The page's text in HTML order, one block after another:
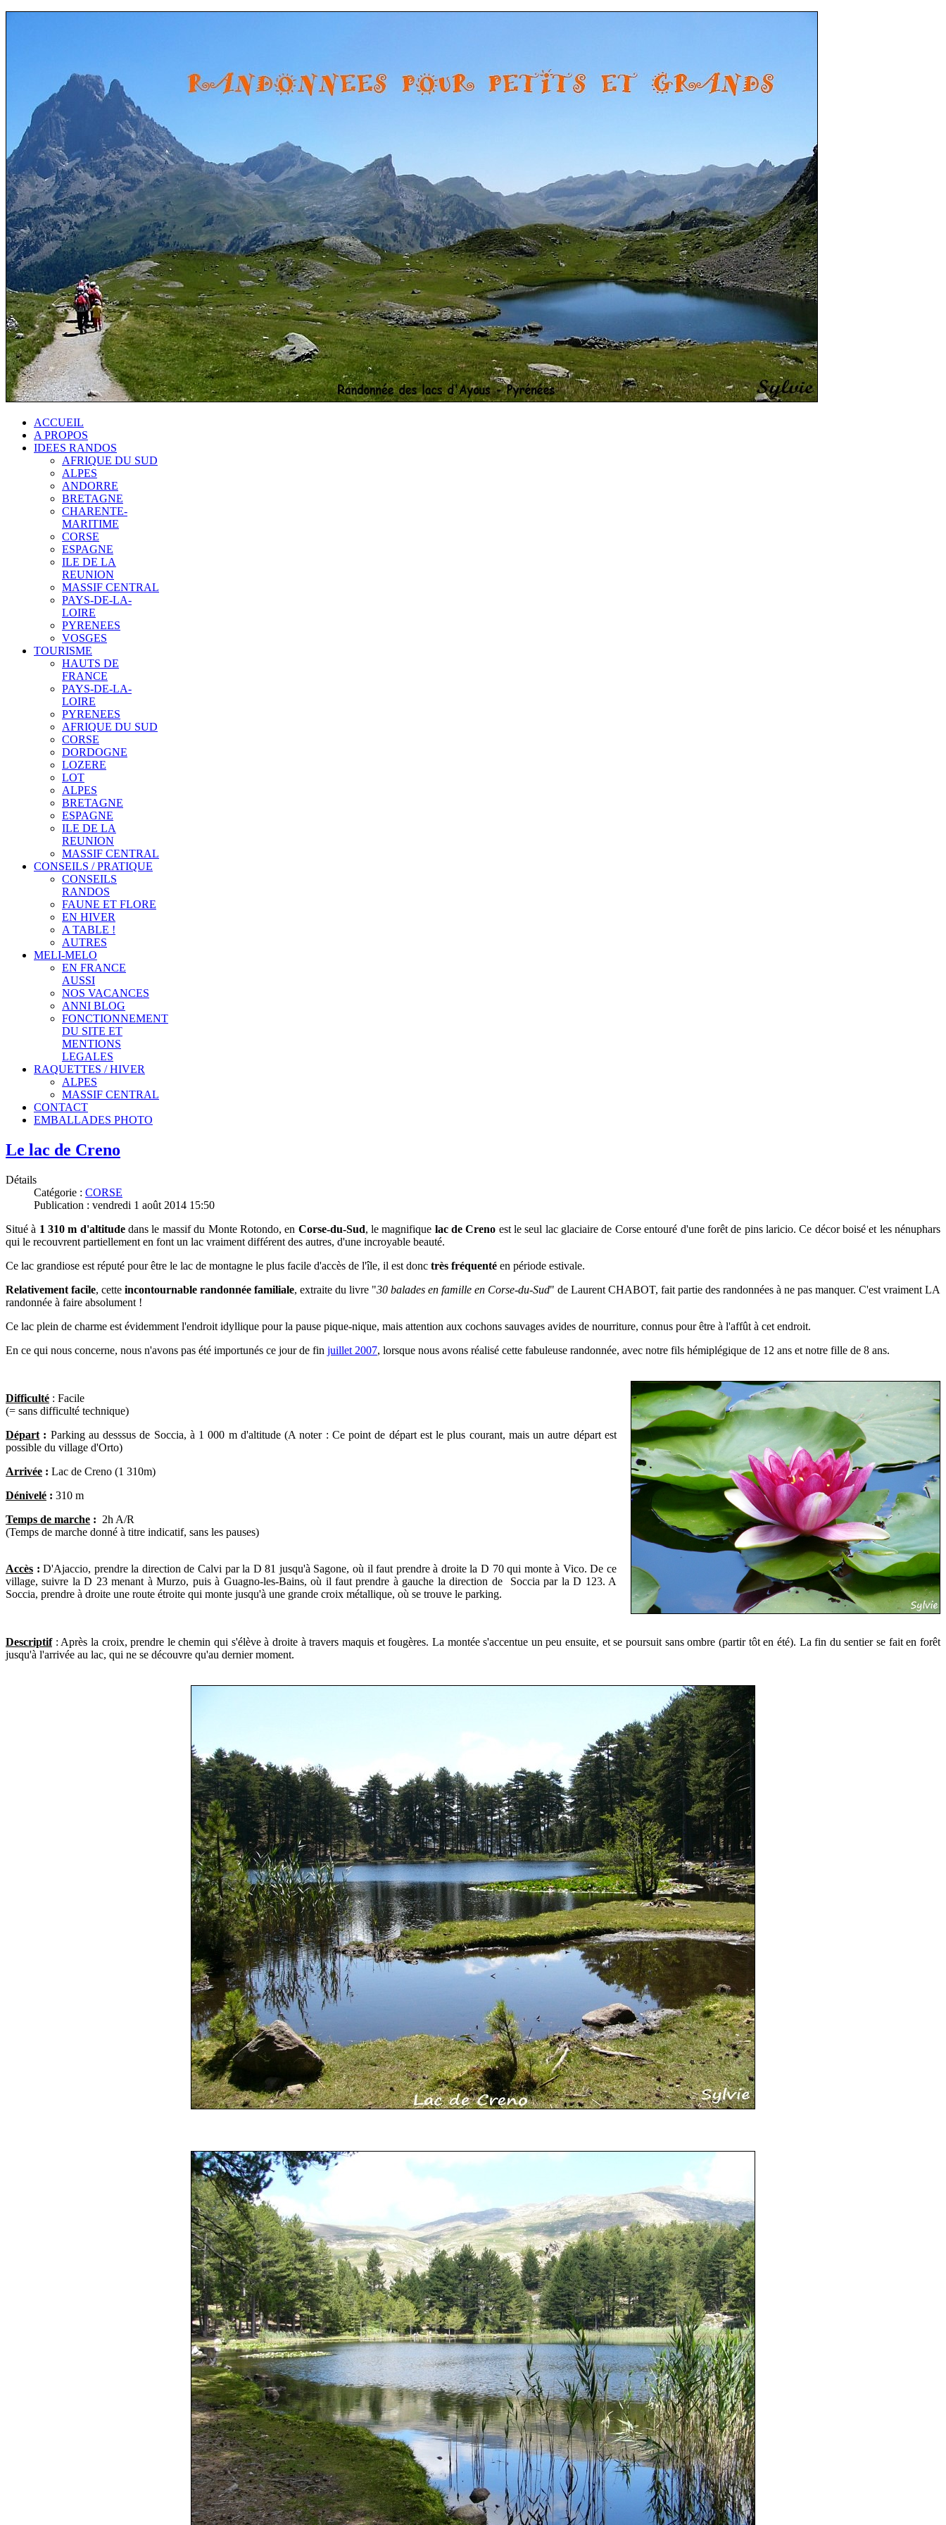
ACCUEIL
A PROPOS
IDEES RANDOS
AFRIQUE DU SUD
ALPES
ANDORRE
BRETAGNE
CHARENTE-
MARITIME
CORSE
ESPAGNE
ILE DE LA
REUNION
MASSIF CENTRAL
PAYS-DE-LA-
LOIRE
PYRENEES
VOSGES
TOURISME
HAUTS DE
FRANCE
PAYS-DE-LA-
LOIRE
PYRENEES
AFRIQUE DU SUD
CORSE
DORDOGNE
LOZERE
LOT
ALPES
BRETAGNE
ESPAGNE
ILE DE LA
REUNION
MASSIF CENTRAL
CONSEILS / PRATIQUE
CONSEILS
RANDOS
FAUNE ET FLORE
EN HIVER
A TABLE !
AUTRES
MELI-MELO
EN FRANCE
AUSSI
NOS VACANCES
ANNI BLOG
FONCTIONNEMENT
DU SITE ET
MENTIONS
LEGALES
RAQUETTES / HIVER
ALPES
MASSIF CENTRAL
CONTACT
EMBALLADES PHOTO
Le lac de Creno
Détails
Catégorie : CORSE
Publication : vendredi 1 août 2014 15:50
Situé à 1 310 m d'altitudedans le massif du Monte Rotondo, en Corse-du-Sud, le magnifique lac de Creno est le seul lac glaciaire de Corse entouré d'une forêt de pins laricio.Ce décor boisé et les nénuphars
qui le recouvrent partiellement en font un lac vraiment différent des autres, d'une incroyable beauté.
Ce lac grandiose est réputé pour être le lac de montagne le plus facile d'accès de l'île, il est donc très fréquenté en période estivale.
Relativement facile, cette incontournable randonnée familiale, extraite du livre "30 balades en famille en Corse-du-Sud" de Laurent CHABOT, fait partie des randonnées à ne pas manquer. C'est vraiment LA
randonnée à faire absolument !
Ce lac plein de charme est évidemment l'endroit idyllique pour la pause pique-nique, mais attention aux cochons sauvages avides de nourriture, connus pour être à l'affût à cet endroit.
En ce qui nous concerne, nous n'avons pas été importunés ce jour de fin juillet 2007, lorsque nous avons réalisé cette fabuleuse randonnée, avec notre fils hémiplégique de 12 ans et notre fille de 8 ans.
Difficulté : Facile
(= sans difficulté technique)
Départ : Parking au desssus de Soccia, à 1 000 m d'altitude(A noter : Ce point de départ est le plus courant, mais un autre départ est
possible du village d'Orto)
Arrivée : Lac de Creno (1 310m)
Dénivelé : 310 m
Temps de marche : 2h A/R
(Temps de marche donné à titre indicatif, sans les pauses)
Accès : D'Ajaccio, prendre la direction de Calvi par la D 81 jusqu'à Sagone, où il faut prendre à droite la D 70 qui monte à Vico. De ce
village, suivre la D 23 menant à Murzo, puis à Guagno-les-Bains, où il faut prendre à gauche la direction de Soccia par la D 123. A
Soccia, prendre à droite une route étroite qui monte jusqu'à une grande croix métallique, où se trouve le parking.
Descriptif: Après la croix, prendre le chemin qui s'élève à droite à travers maquis et fougères. La montée s'accentue un peu ensuite, et se poursuit sans ombre (partir tôt en été). La fin du sentier se fait en forêt
jusqu'à l'arrivée au lac, qui ne se découvre qu'au dernier moment.